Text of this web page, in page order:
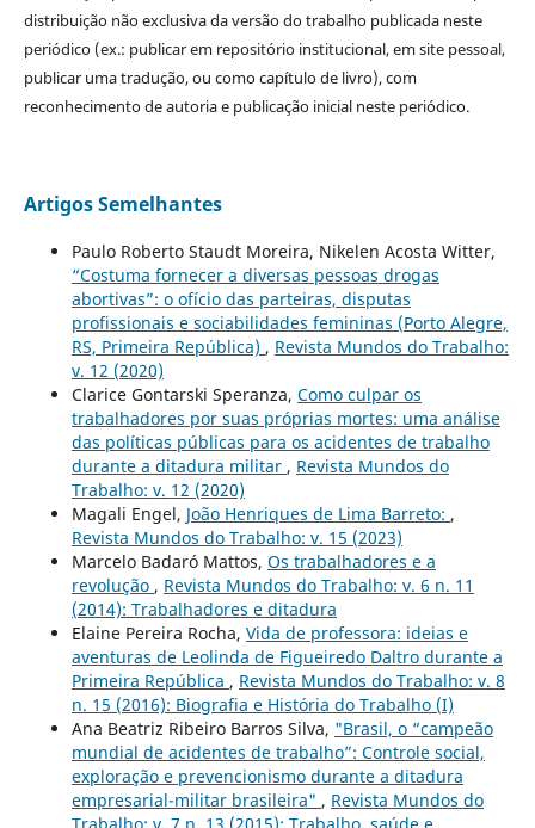
distribuição não exclusiva da versão do trabalho publicada neste
periódico (ex.: publicar em repositório institucional, em site pessoal,
publicar uma tradução, ou como capítulo de livro), com
reconhecimento de autoria e publicação inicial neste periódico.
Artigos Semelhantes
Paulo Roberto Staudt Moreira, Nikelen Acosta Witter,
“Costuma fornecer a diversas pessoas drogas
abortivas”: o ofício das parteiras, disputas
profissionais e sociabilidades femininas (Porto Alegre,
RS, Primeira República) , Revista Mundos do Trabalho:
v. 12 (2020)
Clarice Gontarski Speranza, Como culpar os
trabalhadores por suas próprias mortes: uma análise
das políticas públicas para os acidentes de trabalho
durante a ditadura militar , Revista Mundos do
Trabalho: v. 12 (2020)
Magali Engel, João Henriques de Lima Barreto: ,
Revista Mundos do Trabalho: v. 15 (2023)
Marcelo Badaró Mattos, Os trabalhadores e a
revolução , Revista Mundos do Trabalho: v. 6 n. 11
(2014): Trabalhadores e ditadura
Elaine Pereira Rocha, Vida de professora: ideias e
aventuras de Leolinda de Figueiredo Daltro durante a
Primeira República , Revista Mundos do Trabalho: v. 8
n. 15 (2016): Biografia e História do Trabalho (I)
Ana Beatriz Ribeiro Barros Silva, "Brasil, o “campeão
mundial de acidentes de trabalho”: Controle social,
exploração e prevencionismo durante a ditadura
empresarial-militar brasileira" , Revista Mundos do